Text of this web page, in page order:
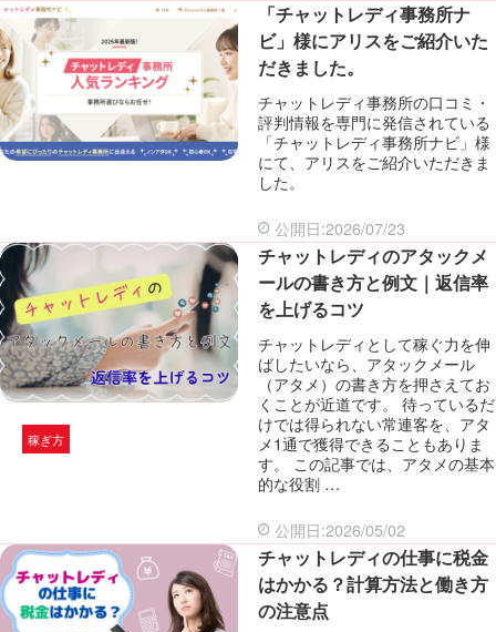
「チャットレディ事務所ナ
ビ」様にアリスをご紹介いた
だきました。
チャットレディ事務所の口コミ・
評判情報を専門に発信されている
「チャットレディ事務所ナビ」様
にて、アリスをご紹介いただきま
した。
公開日:2026/07/23
稼ぎ方
チャットレディのアタックメ
ールの書き方と例文｜返信率
を上げるコツ
チャットレディとして稼ぐ力を伸
ばしたいなら、アタックメール
（アタメ）の書き方を押さえてお
くことが近道です。 待っているだ
けでは得られない常連客を、アタ
メ1通で獲得できることもありま
す。 この記事では、アタメの基本
的な役割 …
公開日:2026/05/02
チャットレディの仕事に税金
はかかる？計算方法と働き方
の注意点